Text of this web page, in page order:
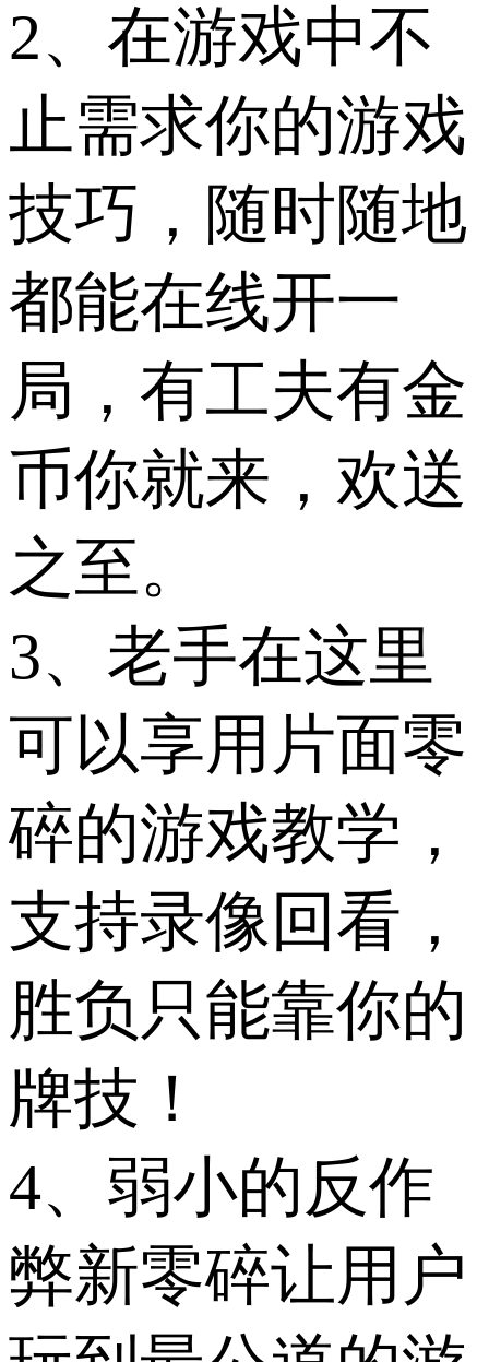
2、在游戏中不
止需求你的游戏
技巧，随时随地
都能在线开一
局，有工夫有金
币你就来，欢送
之至。
3、老手在这里
可以享用片面零
碎的游戏教学，
支持录像回看，
胜负只能靠你的
牌技！
4、弱小的反作
弊新零碎让用户